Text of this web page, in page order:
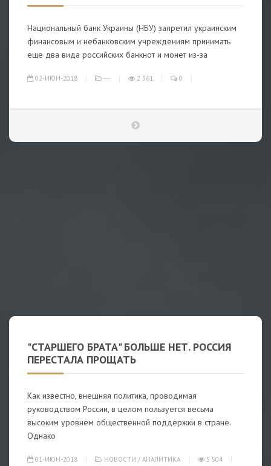
Национальный банк Украины (НБУ) запретил украинским
финансовым и небанковским учреждениям принимать
еще два вида российских банкнот и монет из-за
02-ИЮН-2018 --- 2 361 0
"СТАРШЕГО БРАТА" БОЛЬШЕ НЕТ. РОССИЯ
ПЕРЕСТАЛА ПРОЩАТЬ
Как известно, внешняя политика, проводимая
руководством России, в целом пользуется весьма
высоким уровнем общественной поддержки в стране.
Однако
01-ИЮН-2018 НОВОСТИ / АНАЛИТИКА 5 504